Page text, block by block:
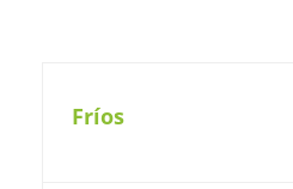
Fríos